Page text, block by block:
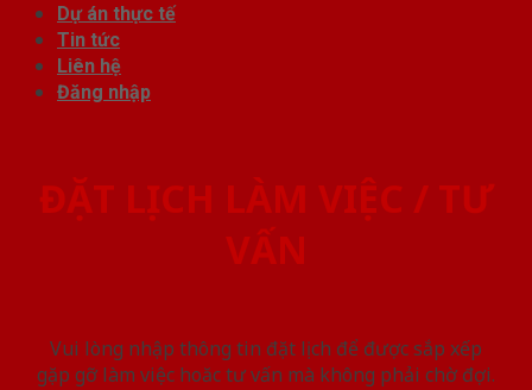
Dự án thực tế
Tin tức
Liên hệ
Đăng nhập
ĐẶT LỊCH LÀM VIỆC / TƯ
VẤN
Vui lòng nhập thông tin đặt lịch để được sắp xếp
gặp gỡ làm việc hoăc tư vấn mà không phải chờ đợi.